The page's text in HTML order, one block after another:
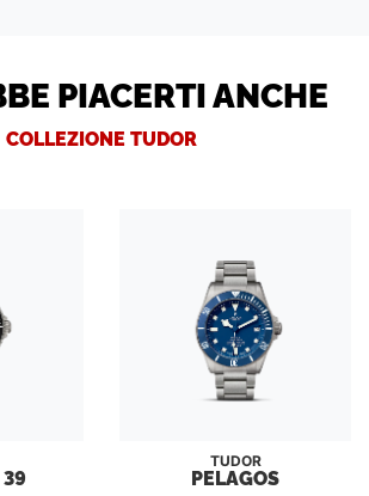
PIACERTI ANCHE
COLLEZIONE TUDOR
39
TUDOR
PELAGOS